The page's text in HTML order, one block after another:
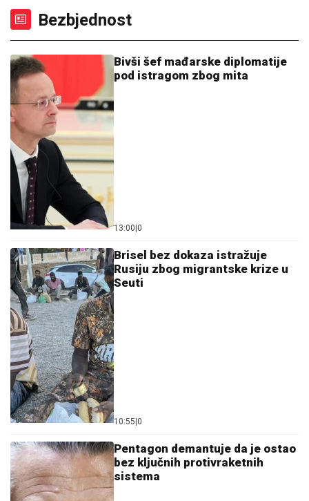
Bezbjednost
Bivši šef mađarske diplomatije
pod istragom zbog mita
13:00|0
Brisel bez dokaza istražuje
Rusiju zbog migrantske krize u
Seuti
10:55|0
Pentagon demantuje da je ostao
bez ključnih protivraketnih
sistema